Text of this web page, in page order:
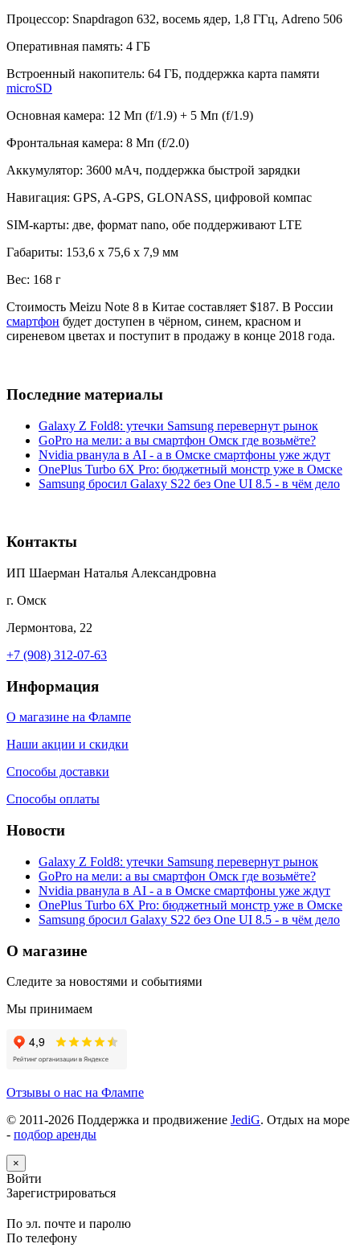
Процессор: Snapdragon 632, восемь ядер, 1,8 ГГц, Adreno 506
Оперативная память: 4 ГБ
Встроенный накопитель: 64 ГБ, поддержка карта памяти
microSD
Основная камера: 12 Мп (f/1.9) + 5 Мп (f/1.9)
Фронтальная камера: 8 Мп (f/2.0)
Аккумулятор: 3600 мАч, поддержка быстрой зарядки
Навигация: GPS, A-GPS, GLONASS, цифровой компас
SIM-карты: две, формат nano, обе поддерживают LTE
Габариты: 153,6 x 75,6 x 7,9 мм
Вес: 168 г
Стоимость Meizu Note 8 в Китае составляет $187. В России
смартфон будет доступен в чёрном, синем, красном и
сиреневом цветах и поступит в продажу в конце 2018 года.
Последние материалы
Galaxy Z Fold8: утечки Samsung перевернут рынок
GoPro на мели: а вы смартфон Омск где возьмёте?
Nvidia рванула в AI - а в Омске смартфоны уже ждут
OnePlus Turbo 6X Pro: бюджетный монстр уже в Омске
Samsung бросил Galaxy S22 без One UI 8.5 - в чём дело
Контакты
ИП Шаерман Наталья Александровна
г. Омск
Лермонтова, 22
+7 (908) 312-07-63
Информация
О магазине на Флампе
Наши акции и скидки
Способы доставки
Способы оплаты
Новости
Galaxy Z Fold8: утечки Samsung перевернут рынок
GoPro на мели: а вы смартфон Омск где возьмёте?
Nvidia рванула в AI - а в Омске смартфоны уже ждут
OnePlus Turbo 6X Pro: бюджетный монстр уже в Омске
Samsung бросил Galaxy S22 без One UI 8.5 - в чём дело
О магазине
Следите за новостями и событиями
Мы принимаем
Отзывы о нас на Флампе
© 2011-2026 Поддержка и продвижение JediG. Отдых на море
- подбор аренды
×
Войти
Зарегистрироваться
По эл. почте и паролю
По телефону